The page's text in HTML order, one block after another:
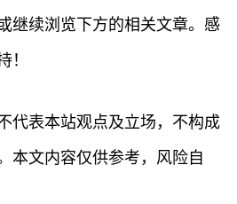
继续浏览下方的相关文章。感
！
代表本站观点及立场，不构成
本文内容仅供参考，风险自